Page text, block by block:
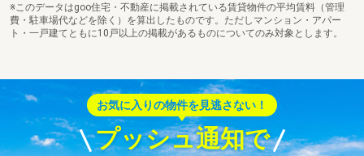
※このデータはgoo住宅・不動産に掲載されている賃貸物件の平均賃料（管理
費・駐車場代などを除く）を算出したものです。ただしマンション・アパー
ト・一戸建てともに10戸以上の掲載があるものについてのみ対象とします。
お気に入りの物件を見逃さない！
プッシュ通知で